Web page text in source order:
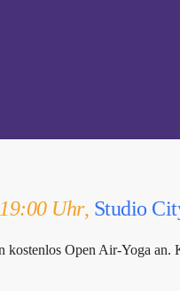
Uhr, Studio
kostenlos Open Air-Yoga